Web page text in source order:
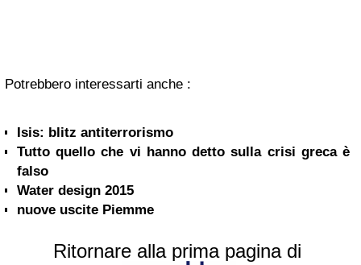
Potrebbero interessarti anche :
Isis: blitz antiterrorismo
Tutto quello che vi hanno detto sulla crisi greca è
falso
Water design 2015
nuove uscite Piemme
Ritornare alla prima pagina di